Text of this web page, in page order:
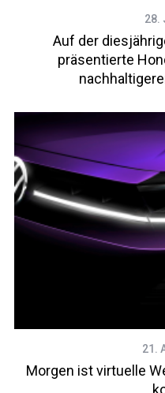
28.
Auf der
präsentierte
21.
Morgen ist virtuelle